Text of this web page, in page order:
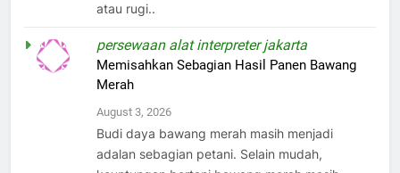
atau rugi..
persewaan alat interpreter jakarta
Memisahkan Sebagian Hasil Panen Bawang
Merah
August 3, 2026
Budi daya bawang merah masih menjadi
adalan sebagian petani. Selain mudah,